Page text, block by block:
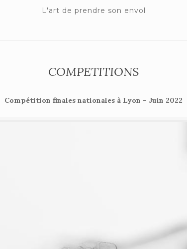
L'art de prendre son envol
COMPETITIONS
Compétition finales nationales à Lyon – Juin 2022